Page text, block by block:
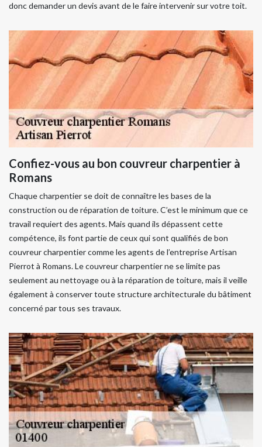
donc demander un devis avant de le faire intervenir sur votre toit.
Confiez-vous au bon couvreur charpentier à
Romans
Chaque charpentier se doit de connaître les bases de la
construction ou de réparation de toiture. C’est le minimum que ce
travail requiert des agents. Mais quand ils dépassent cette
compétence, ils font partie de ceux qui sont qualifiés de bon
couvreur charpentier comme les agents de l’entreprise Artisan
Pierrot à Romans. Le couvreur charpentier ne se limite pas
seulement au nettoyage ou à la réparation de toiture, mais il veille
également à conserver toute structure architecturale du bâtiment
concerné par tous ses travaux.